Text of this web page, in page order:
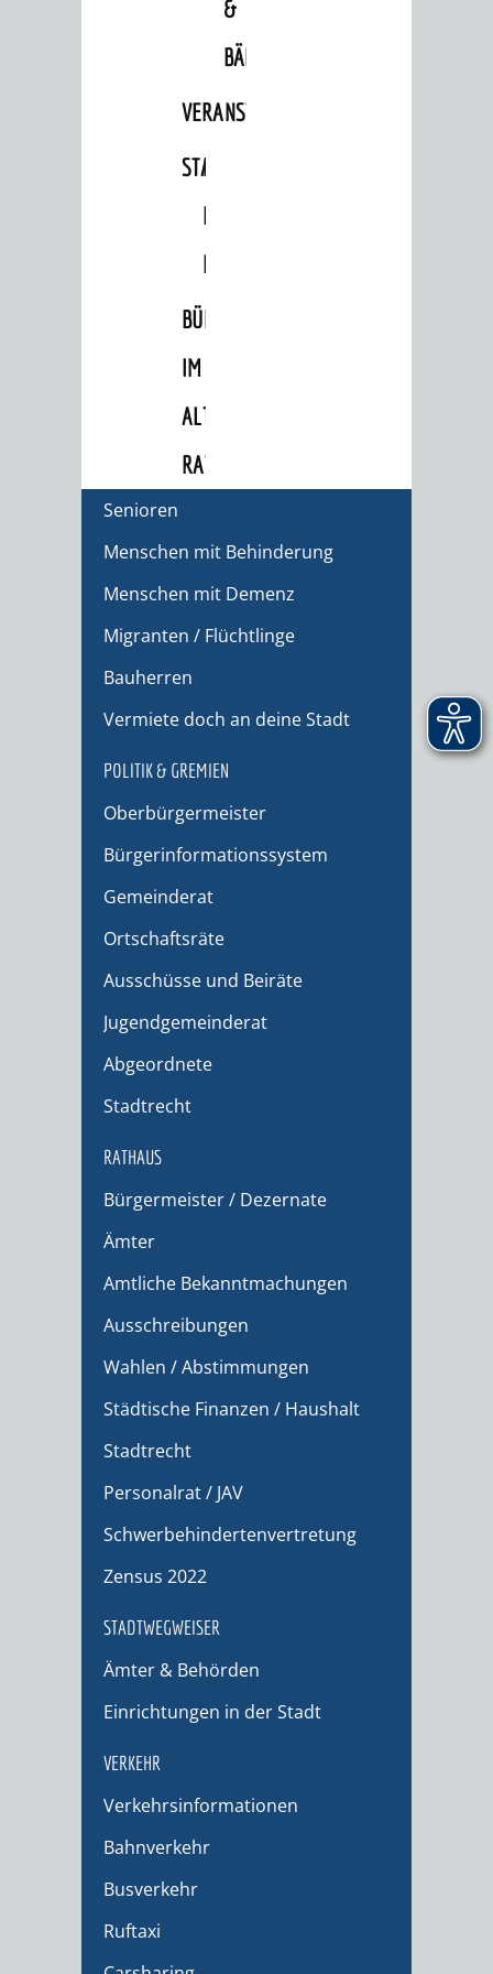
&
BÄDER
VERANSTALTUNGSRÄUME
STADTHALLE
ROLF-
ENGELBRECHT-
HAUS
BÜRGERSAAL
IM
ALTEN
RATHAUS
BERATUNG & ANGEBOTE
Lebenslagen
Behördennummer 115
Kinder und Jugendliche
Senioren
Menschen mit Behinderung
Menschen mit Demenz
Migranten / Flüchtlinge
Bauherren
Vermiete doch an deine Stadt
POLITIK & GREMIEN
Oberbürgermeister
Bürgerinformationssystem
Gemeinderat
Ortschaftsräte
Ausschüsse und Beiräte
Jugendgemeinderat
Abgeordnete
Stadtrecht
RATHAUS
Bürgermeister / Dezernate
Ämter
Amtliche Bekanntmachungen
Ausschreibungen
Wahlen / Abstimmungen
Städtische Finanzen / Haushalt
Stadtrecht
Personalrat / JAV
Schwerbehindertenvertretung
Zensus 2022
STADTWEGWEISER
Ämter & Behörden
Einrichtungen in der Stadt
VERKEHR
Verkehrsinformationen
Bahnverkehr
Busverkehr
Ruftaxi